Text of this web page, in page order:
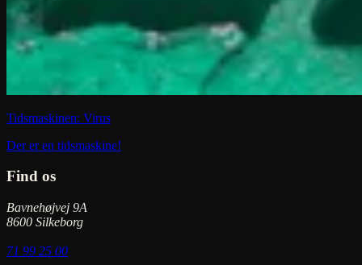
Tidsmaskinen: Virus
Der er en tidsmaskine!
Find os
Bavnehøjvej 9A
8600 Silkeborg
71 99 25 00